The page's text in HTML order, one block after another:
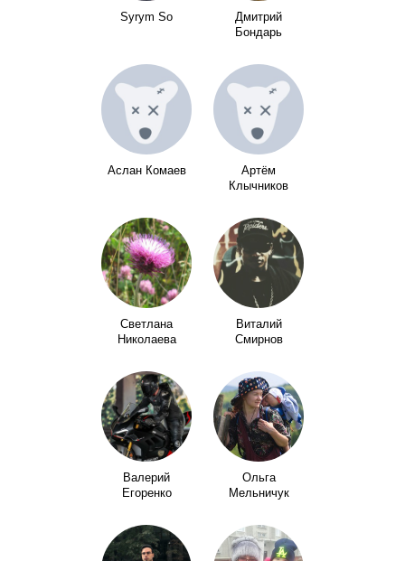
Syrym So
Дмитрий
Бондарь
Аслан Комаев
Артём
Клычников
Светлана
Николаева
Виталий
Смирнов
Валерий
Егоренко
Ольга
Мельничук